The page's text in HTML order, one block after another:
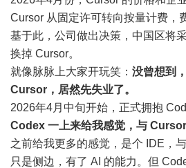
Cursor 从固定许可转向按量计费，
基于此，公司做出决策，中国区将
换掉 Cursor。
就像脉脉上大家开玩笑： 没曾想到
Cursor，居然先失业了。
2026年4月中旬开始，正式拥抱
Codex 一上来给我感觉，与 Cursor
之前给我更多的感觉，是个 IDE，
只是侧边，有了 AI 的能力。但